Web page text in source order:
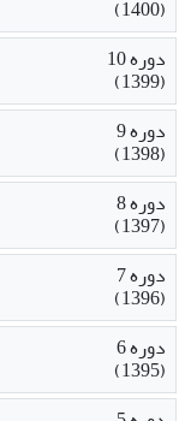
(1400)
دوره 10
(1399)
دوره 9
(1398)
دوره 8
(1397)
دوره 7
(1396)
دوره 6
(1395)